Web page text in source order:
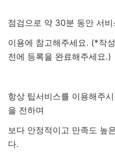
점검으로 약 30분 동안 서
이용에 참고해주세요. (*작
전에 등록을 완료해주세요.)
항상 팁서비스를 이용해주
을 전하며
보다 안정적이고 만족도 높
다.